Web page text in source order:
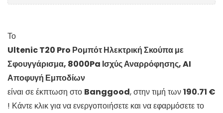
Το
Ultenic T20 Pro Ρομπότ Ηλεκτρική Σκούπα με
Σφουγγάρισμα, 8000Pa Ισχύς Αναρρόφησης, AI
Αποφυγή Εμποδίων
είναι σε έκπτωση στο Banggood, στην τιμή των190.71 €
! Κάντε κλικ για να ενεργοποιήσετε και να εφαρμόσετε το